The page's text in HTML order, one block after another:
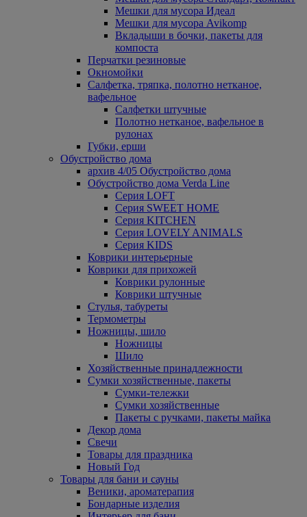
Мешки для мусора Идеал
Мешки для мусора Avikomp
Вкладыши в бочки, пакеты для
компоста
Перчатки резиновые
Окномойки
Салфетка, тряпка, полотно нетканое,
вафельное
Салфетки штучные
Полотно нетканое, вафельное в
рулонах
Губки, ерши
Обустройство дома
архив 4/05 Обустройство дома
Обустройство дома Verda Line
Серия LOFT
Серия SWEET HOME
Серия KITCHEN
Серия LOVELY ANIMALS
Серия KIDS
Коврики интерьерные
Коврики для прихожей
Коврики рулонные
Коврики штучные
Стулья, табуреты
Термометры
Ножницы, шило
Ножницы
Шило
Хозяйственные принадлежности
Сумки хозяйственные, пакеты
Сумки-тележки
Сумки хозяйственные
Пакеты с ручками, пакеты майка
Декор дома
Свечи
Товары для праздника
Новый Год
Товары для бани и сауны
Веники, ароматерапия
Бондарные изделия